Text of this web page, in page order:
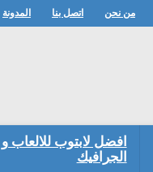
من نحن اتصل بنا المدونة
افضل لابتوب للالعاب و
الجرافيك